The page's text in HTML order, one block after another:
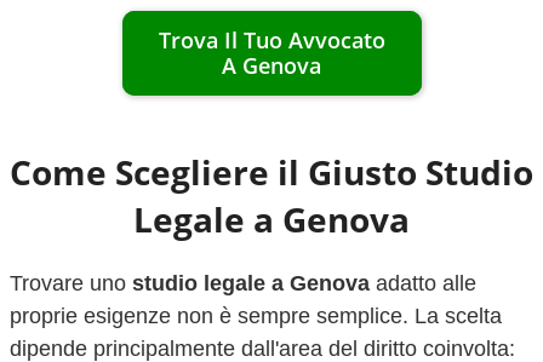
Trova Il Tuo Avvocato
A Genova
Come Scegliere il Giusto Studio
Legale a Genova
Trovare uno studio legale a Genova adatto alle
proprie esigenze non è sempre semplice. La scelta
dipende principalmente dall'area del diritto coinvolta: